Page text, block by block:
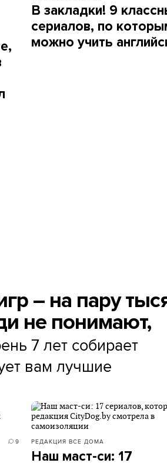
В закладки! 9
сериалов, по
можно учить
– на пару
не понимают,
7 лет собирает
вам лучшие
9 РЕДАКЦИЯ ВСЕ ДОМА
Наш маст-си: 17